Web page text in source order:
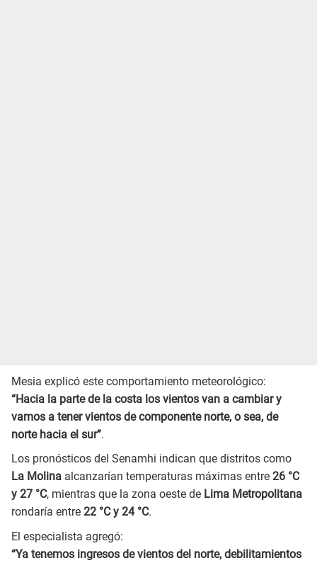
Mesia explicó este comportamiento meteorológico:
“Hacia la parte de la costa los vientos van a cambiar y
vamos a tener vientos de componente norte, o sea, de
norte hacia el sur”.
Los pronósticos del Senamhi indican que distritos como
La Molina alcanzarían temperaturas máximas entre 26 °C
y 27 °C, mientras que la zona oeste de Lima Metropolitana
rondaría entre 22 °C y 24 °C.
El especialista agregó:
“Ya tenemos ingresos de vientos del norte, debilitamientos